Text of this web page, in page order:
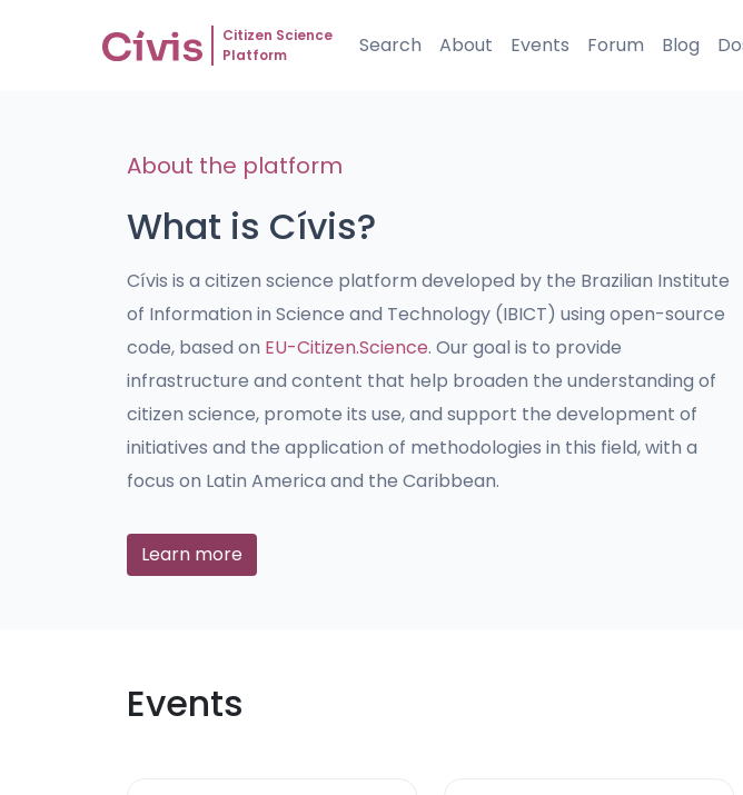
Citizen Science
Platform
Search About Events Forum Blog
About the platform
What is Cívis?
Cívis is a citizen science platform developed by the Brazilian Institute
of Information in Science and Technology (IBICT) using open-source
code, based on EU-Citizen.Science. Our goal is to provide
infrastructure and content that help broaden the understanding of
citizen science, promote its use, and support the development of
initiatives and the application of methodologies in this field, with a
focus on Latin America and the Caribbean.
Learn more
Events